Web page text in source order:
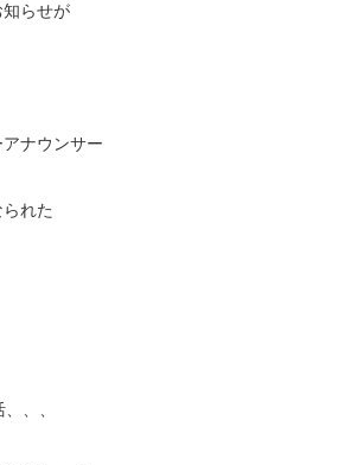
らせが
ナウンサー
れた
、、